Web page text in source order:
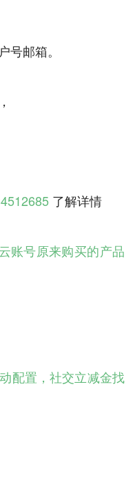
号邮箱。
账号原来购买的产品
配置，社交立减金找